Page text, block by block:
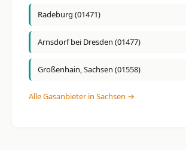
Radeburg (01471)
Arnsdorf bei Dresden (01477)
Großenhain, Sachsen (01558)
Alle Gasanbieter in Sachsen →